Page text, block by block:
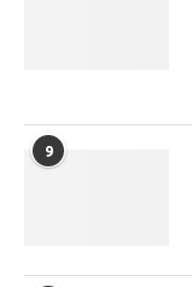
9